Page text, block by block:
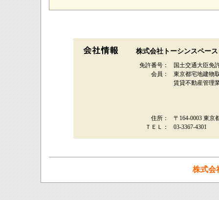
株式会社トーシンスペース
免許番号：
国土交通大臣免
会員：
東京都宅地建物
賃貸不動産管理
住所：
〒164-0003 東京
ＴＥＬ：
03-3367-4301
株式会